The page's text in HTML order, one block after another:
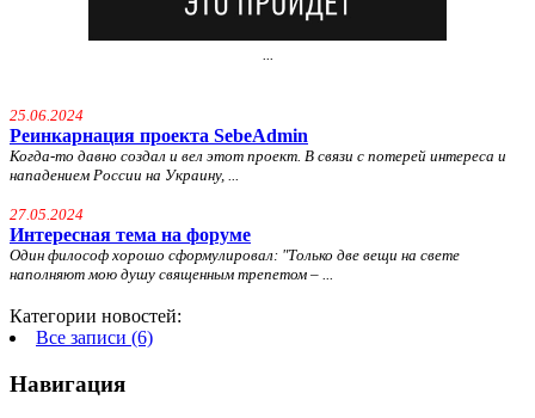
...
25.06.2024
Реинкарнация проекта SebeAdmin
Когда-то давно создал и вел этот проект. В связи с потерей интереса и
нападением России на Украину, ...
27.05.2024
Интересная тема на форуме
Один философ хорошо сформулировал: "Только две вещи на свете
наполняют мою душу священным трепетом – ...
Категории новостей:
Все записи (6)
Навигация